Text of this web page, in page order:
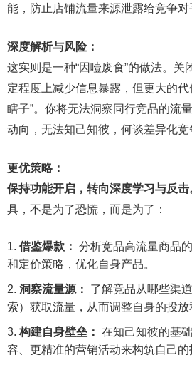
能，防止店铺流量来源泄露给竞争对
深度解析与风险：
这实则是一种“因噎废食”的做法。关
定程度上减少信息暴露，但更大的
瞎子”。你将无法洞察同行竞品的流
动向，无法知己知彼，何谈差异化竞
更优策略：
保持功能开启，转向深度学习与反击
具，不是为了恐慌，而是为了：
借鉴爆款： 分析竞品高流量商品
和定价策略，优化自身产品。
洞察流量源：
了解竞品从哪些渠
索）获取流量，从而调整自身的投放
构建自身壁垒： 在知己知彼的基
容、更精准的营销活动来构筑自己的